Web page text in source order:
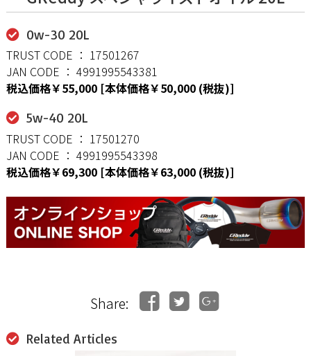
0w-30 20L
TRUST CODE ： 17501267
JAN CODE ： 4991995543381
税込価格￥55,000 [本体価格￥50,000 (税抜)]
5w-40 20L
TRUST CODE ： 17501270
JAN CODE ： 4991995543398
税込価格￥69,300 [本体価格￥63,000 (税抜)]
Share:
Related Articles